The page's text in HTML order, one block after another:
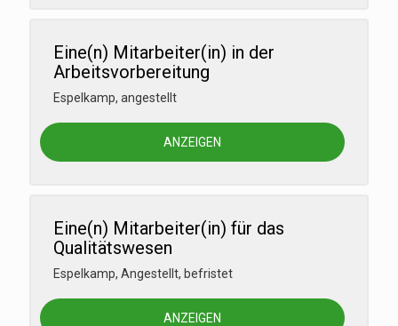
Eine(n) Mitarbeiter(in) in der
Arbeitsvorbereitung
Espelkamp, angestellt
ANZEIGEN
Eine(n) Mitarbeiter(in) für das
Qualitätswesen
Espelkamp, Angestellt, befristet
ANZEIGEN